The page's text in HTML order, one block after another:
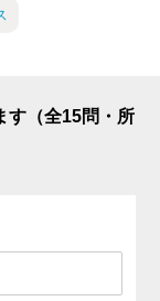
す（全15問・所